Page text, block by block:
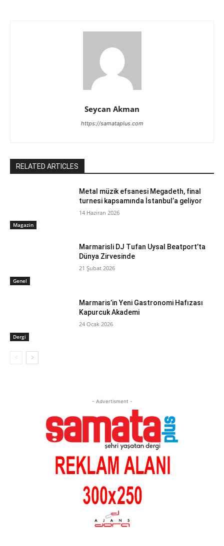
Seycan Akman
https://samataplus.com
RELATED ARTICLES
Magazin
Metal müzik efsanesi Megadeth, final
turnesi kapsamında İstanbul’a geliyor
14 Haziran 2026
Genel
Marmarisli DJ Tufan Uysal Beatport’ta
Dünya Zirvesinde
21 Şubat 2026
Dergi
Marmaris’in Yeni Gastronomi Hafızası
Kapurcuk Akademi
24 Ocak 2026
- Advertisment -